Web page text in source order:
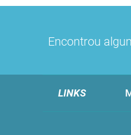
Encontrou
LINKS